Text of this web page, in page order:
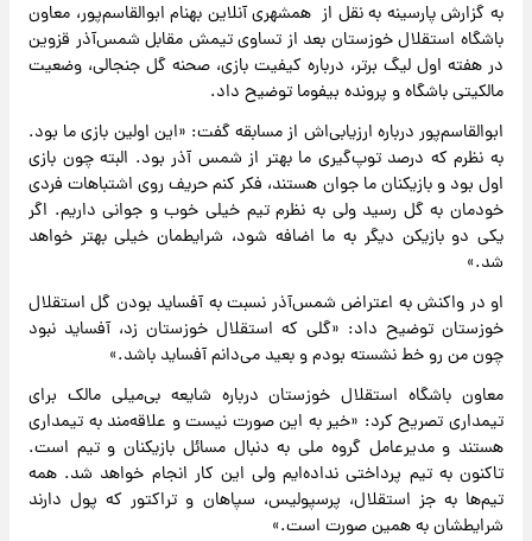
به گزارش پارسینه به نقل از همشهری آنلاین بهنام ابوالقاسم‌پور، معاون
باشگاه استقلال خوزستان بعد از تساوی تیمش مقابل شمس‌آذر قزوین
در هفته اول لیگ برتر، درباره کیفیت بازی، صحنه گل جنجالی، وضعیت
مالکیتی باشگاه و پرونده بیفوما توضیح داد.
ابوالقاسم‌پور درباره ارزیابی‌اش از مسابقه گفت: «این اولین بازی ما بود.
به نظرم که درصد توپ‌گیری ما بهتر از شمس آذر بود. البته چون بازی
اول‌ بود و بازیکنان ما جوان هستند، فکر کنم حریف روی اشتباهات فردی
خودمان به گل رسید ولی به نظرم تیم خیلی خوب و جوانی داریم. اگر
یکی دو بازیکن دیگر به ما اضافه شود، شرایطمان‌ خیلی بهتر خواهد
شد.»
او در واکنش به اعتراض شمس‌آذر نسبت به آفساید بودن گل استقلال
خوزستان توضیح داد: «گلی که استقلال خوزستان زد، آفساید نبود
چون من رو خط نشسته بودم و بعید می‌دانم آفساید باشد.»
معاون باشگاه استقلال خوزستان درباره شایعه بی‌میلی مالک برای
تیمداری تصریح کرد: «خیر به این صورت نیست و علاقه‌مند به تیمداری
هستند و مدیرعامل گروه ملی به دنبال مسائل بازیکنان و تیم است.
تاکنون به تیم پرداختی نداده‌ایم ولی این کار انجام خواهد شد. همه
تیم‌ها به جز استقلال، پرسپولیس، سپاهان و تراکتور که پول دارند
شرایطشان به همین صورت است.»